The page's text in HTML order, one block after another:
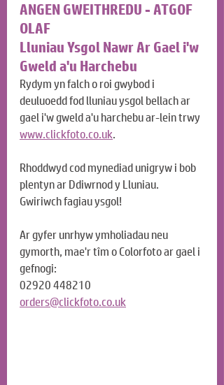
ANGEN GWEITHREDU - ATGOF
OLAF
Lluniau Ysgol Nawr Ar Gael i'w
Gweld a'u Harchebu
Rydym yn falch o roi gwybod i
deuluoedd fod lluniau ysgol bellach ar
gael i'w gweld a'u harchebu ar-lein trwy
www.clickfoto.co.uk.
Rhoddwyd cod mynediad unigryw i bob
plentyn ar Ddiwrnod y Lluniau.
Gwiriwch fagiau ysgol!
Ar gyfer unrhyw ymholiadau neu
gymorth, mae'r tîm o Colorfoto ar gael i
gefnogi:
02920 448210
orders@clickfoto.co.uk